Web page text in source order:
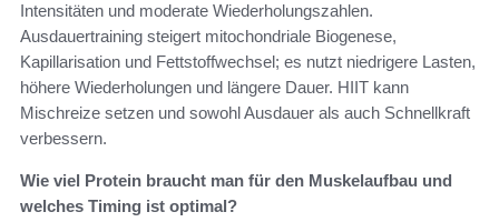
Intensitäten und moderate Wiederholungszahlen.
Ausdauertraining steigert mitochondriale Biogenese,
Kapillarisation und Fettstoffwechsel; es nutzt niedrigere Lasten,
höhere Wiederholungen und längere Dauer. HIIT kann
Mischreize setzen und sowohl Ausdauer als auch Schnellkraft
verbessern.
Wie viel Protein braucht man für den Muskelaufbau und
welches Timing ist optimal?